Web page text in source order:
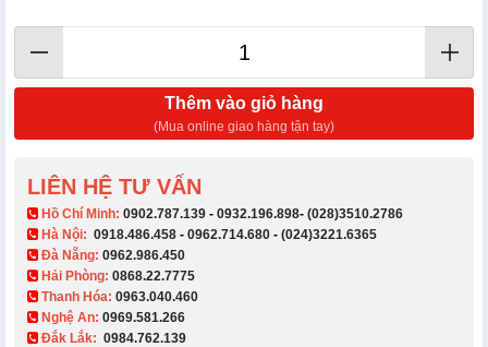
Thêm vào giỏ hàng
(Mua online giao hàng tận tay)
LIÊN HỆ TƯ VẤN
​ Hồ Chí Minh: 0902.787.139 - 0932.196.898- (028)3510.2786
Hà Nội: 0918.486.458 - 0962.714.680 - (024)3221.6365
Đà Nẵng: 0962.986.450
Hải Phòng: 0868.22.7775
Thanh Hóa: 0963.040.460
Nghệ An: 0969.581.266
Đắk Lắk: 0984.762.139